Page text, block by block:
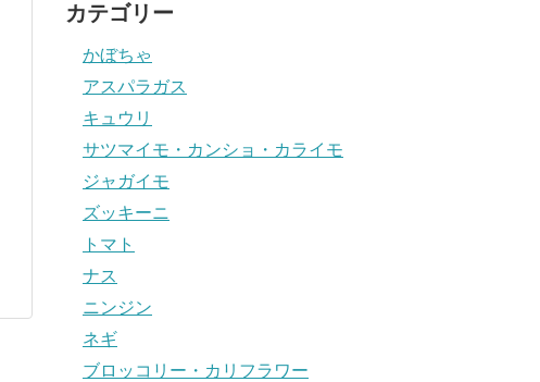
カテゴリー
かぼちゃ
アスパラガス
キュウリ
サツマイモ・カンショ・カライモ
ジャガイモ
ズッキーニ
トマト
ナス
ニンジン
ネギ
ブロッコリー・カリフラワー